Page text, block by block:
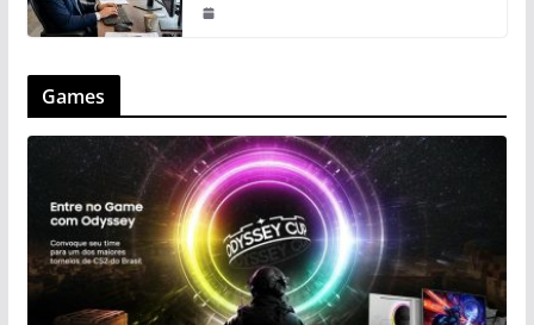
Games